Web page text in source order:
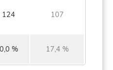
124 107
0,0 % 17,4 %